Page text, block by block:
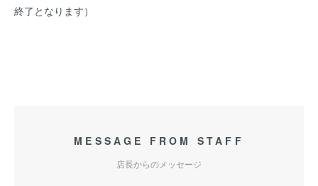
終了となります）
MESSAGE FROM STAFF
店長からのメッセージ